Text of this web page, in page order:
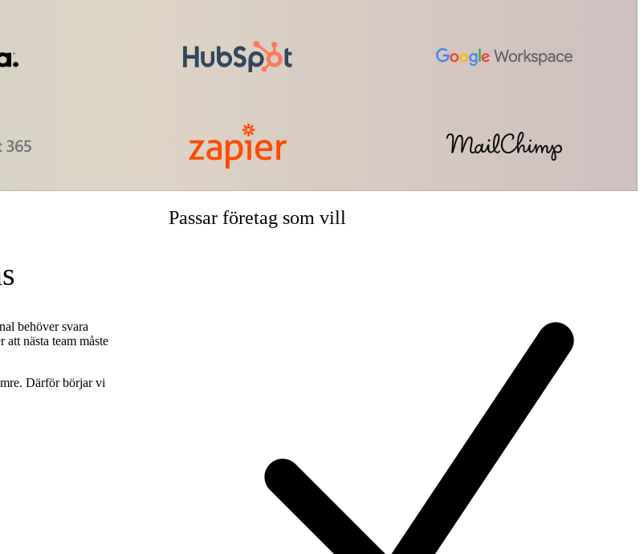
behöver svara
nästa team måste
Därför börjar vi
Passar företag som vill